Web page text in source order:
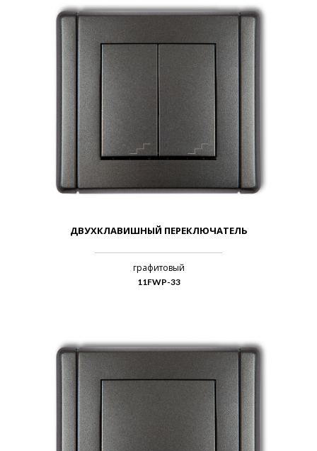
ДВУХКЛАВИШНЫЙ ПЕРЕКЛЮЧАТЕЛЬ
графитовый
11FWP-33